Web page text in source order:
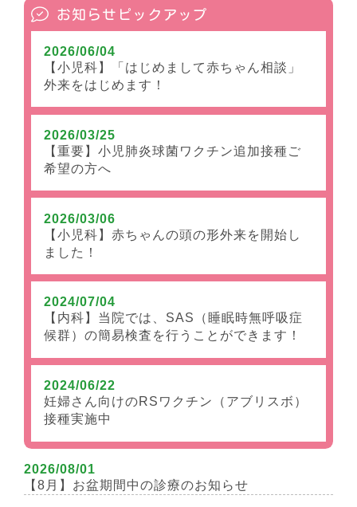
お知らせピックアップ
2026/06/04
【小児科】「はじめまして赤ちゃん相談」
外来をはじめます！
2026/03/25
【重要】小児肺炎球菌ワクチン追加接種ご
希望の方へ
2026/03/06
【小児科】赤ちゃんの頭の形外来を開始し
ました！
2024/07/04
【内科】当院では、SAS（睡眠時無呼吸症
候群）の簡易検査を行うことができます！
2024/06/22
妊婦さん向けのRSワクチン（アブリスボ）
接種実施中
2026/08/01
【8月】お盆期間中の診療のお知らせ